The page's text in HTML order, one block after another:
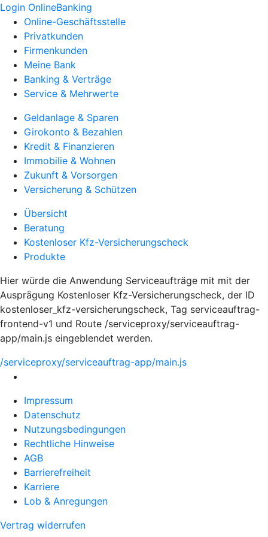
Login OnlineBanking
Online-Geschäftsstelle
Privatkunden
Firmenkunden
Meine Bank
Banking & Verträge
Service & Mehrwerte
Geldanlage & Sparen
Girokonto & Bezahlen
Kredit & Finanzieren
Immobilie & Wohnen
Zukunft & Vorsorgen
Versicherung & Schützen
Übersicht
Beratung
Kostenloser Kfz-Versicherungscheck
Produkte
Hier würde die Anwendung Serviceaufträge mit mit der
Ausprägung Kostenloser Kfz-Versicherungscheck, der ID
kostenloser_kfz-versicherungscheck, Tag serviceauftrag-
frontend-v1 und Route /serviceproxy/serviceauftrag-
app/main.js eingeblendet werden.
/serviceproxy/serviceauftrag-app/main.js
Impressum
Datenschutz
Nutzungsbedingungen
Rechtliche Hinweise
AGB
Barrierefreiheit
Karriere
Lob & Anregungen
Vertrag widerrufen